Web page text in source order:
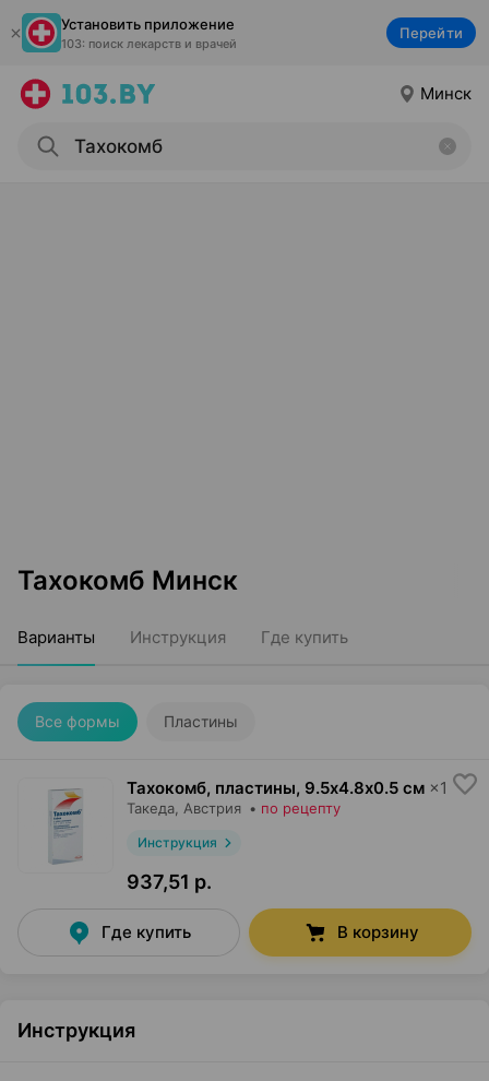
Установить приложение
103: поиск лекарств и врачей
Перейти
Минск
Тахокомб Минск
Варианты Инструкция Где купить
Все формы Пластины
Тахокомб, пластины, 9.5х4.8х0.5 см ×1
Такеда , Австрия • по рецепту
Инструкция
937,51 р.
Где купить В корзину
Инструкция